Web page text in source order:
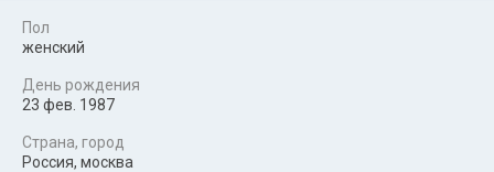
Пол
женский
День рождения
23 фев. 1987
Страна, город
Россия, москва